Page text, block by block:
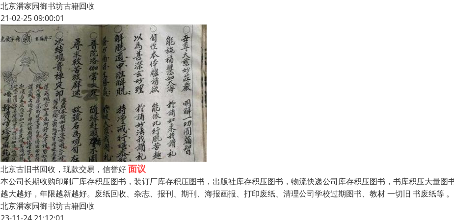
北京潘家园御书坊古籍回收
21-02-25 09:00:01
北京古旧书回收，现款交易，信誉好面议
本公司长期收购印刷厂库存积压图书，装订厂库存积压图书，出版社库存积压图书，物流快递公司库存积压图书，书库积压大量图
越大越好，年限越新越好。废纸回收、杂志、报刊、期刊、海报画报、打印废纸、清理公司学校过期图书、教材 一切旧 书废纸等 。
北京潘家园御书坊古籍回收